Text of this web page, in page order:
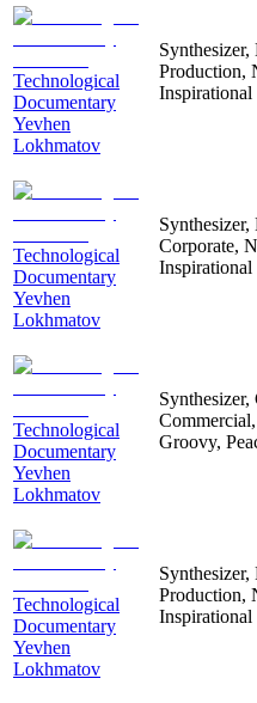
Technological
Documentary
Yevhen
Lokhmatov
Synthesizer,
Production,
Inspirational
Technological
Documentary
Yevhen
Lokhmatov
Corporate,
Inspirational
Technological
Documentary
Yevhen
Lokhmatov
Synthesizer,
Groovy,
Technological
Documentary
Yevhen
Lokhmatov
Synthesizer,
Production,
Inspirational